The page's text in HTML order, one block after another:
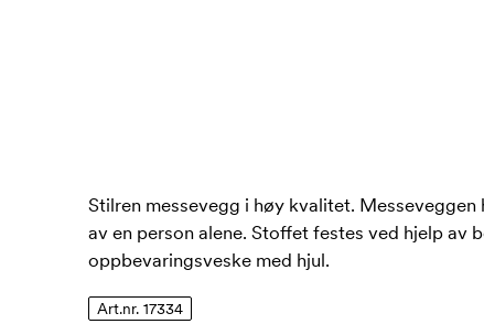
Stilren messevegg i høy kvalitet.
av en person alene. Stoffet festes ved hjelp av
oppbevaringsveske med hjul.
Art.nr. 17334